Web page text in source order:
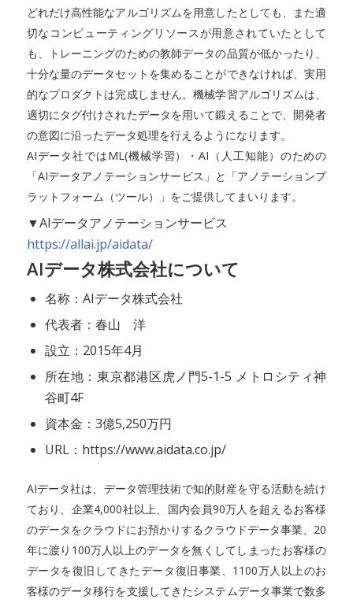
どれだけ高性能なアルゴリズムを用意したとしても、また適
切なコンピューティングリソースが用意されていたとして
も、トレーニングのための教師データの品質が低かったり、
十分な量のデータセットを集めることができなければ、実用
的なプロダクトは完成しません。機械学習アルゴリズムは、
適切にタグ付けされたデータを用いて鍛えることで、開発者
の意図に沿ったデータ処理を行えるようになります。
AIデータ社ではML(機械学習）・AI（人工知能）のための
「AIデータアノテーションサービス」と「アノテーションプ
ラットフォーム（ツール）」をご提供してまいります。
▼AIデータアノテーションサービス
https://allai.jp/aidata/
AIデータ株式会社について
名称：AIデータ株式会社
代表者：春山 洋
設立：2015年4月
所在地：東京都港区虎ノ門5-1-5 メトロシティ神
谷町4F
資本金：3億5,250万円
URL：https://www.aidata.co.jp/
AIデータ社は、データ管理技術で知的財産を守る活動を続け
ており、企業4,000社以上、国内会員90万人を超えるお客様
のデータをクラウドにお預かりするクラウドデータ事業、20
年に渡り100万人以上のデータを無くしてしまったお客様の
データを復旧してきたデータ復旧事業、1100万人以上のお
客様のデータ移行を支援してきたシステムデータ事業で数多